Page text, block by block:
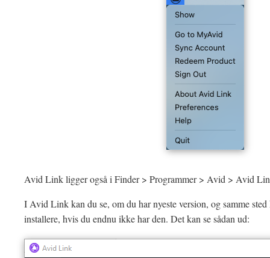
Avid Link ligger også i Finder > Programmer > Avid > Avid
I Avid Link kan du se, om du har nyeste version, og samme
installere, hvis du endnu ikke har den. Det kan se sådan ud: